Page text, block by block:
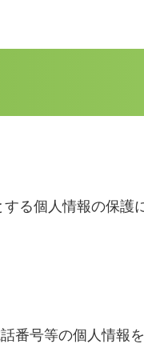
る個人情報の保
番号等の個人情報